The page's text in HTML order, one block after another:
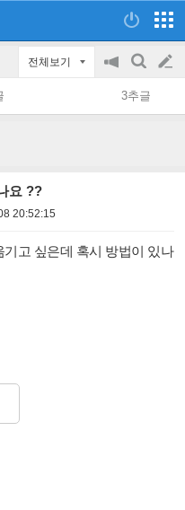
전체보기
공
on/off
검
색
글
쓰
3추글
요 ??
20:52:15
고 싶은데 혹시 방법이 있나